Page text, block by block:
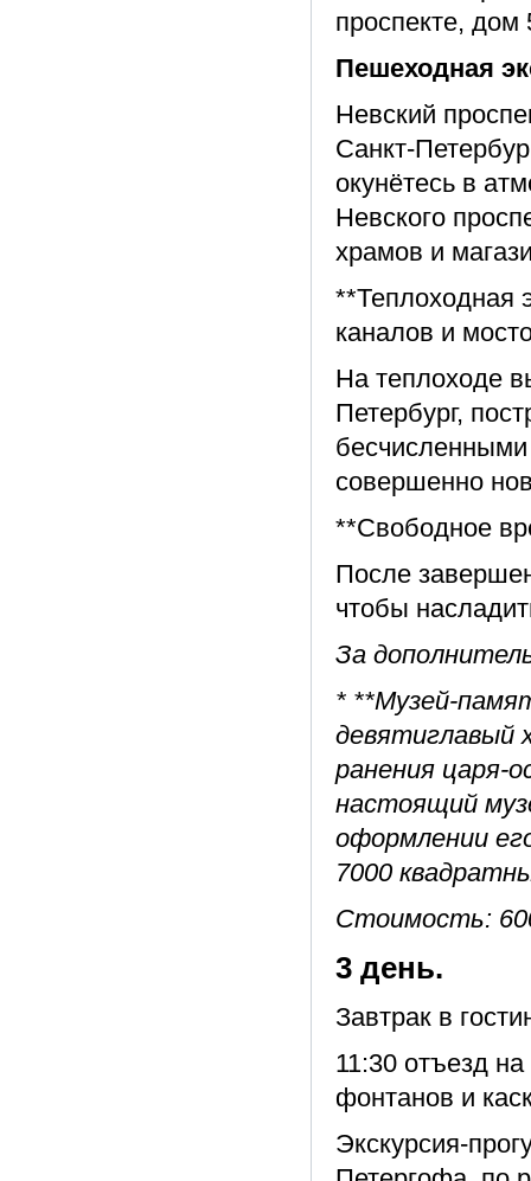
проспекте, дом
Пешеходная
Невский
Санкт-
окунётесь в
Невского
храмов и
**Теплоходная
каналов и
На теплоходе
Петербург,
совершенно
**Свободное
После
чтобы
За
* **Музей-
девятиглавый
ранения царя-
настоящий
оформлении
7000
Стоимость:
3 день.
Завтрак в
11:30 отъезд
фонтанов и
Экскурсия-